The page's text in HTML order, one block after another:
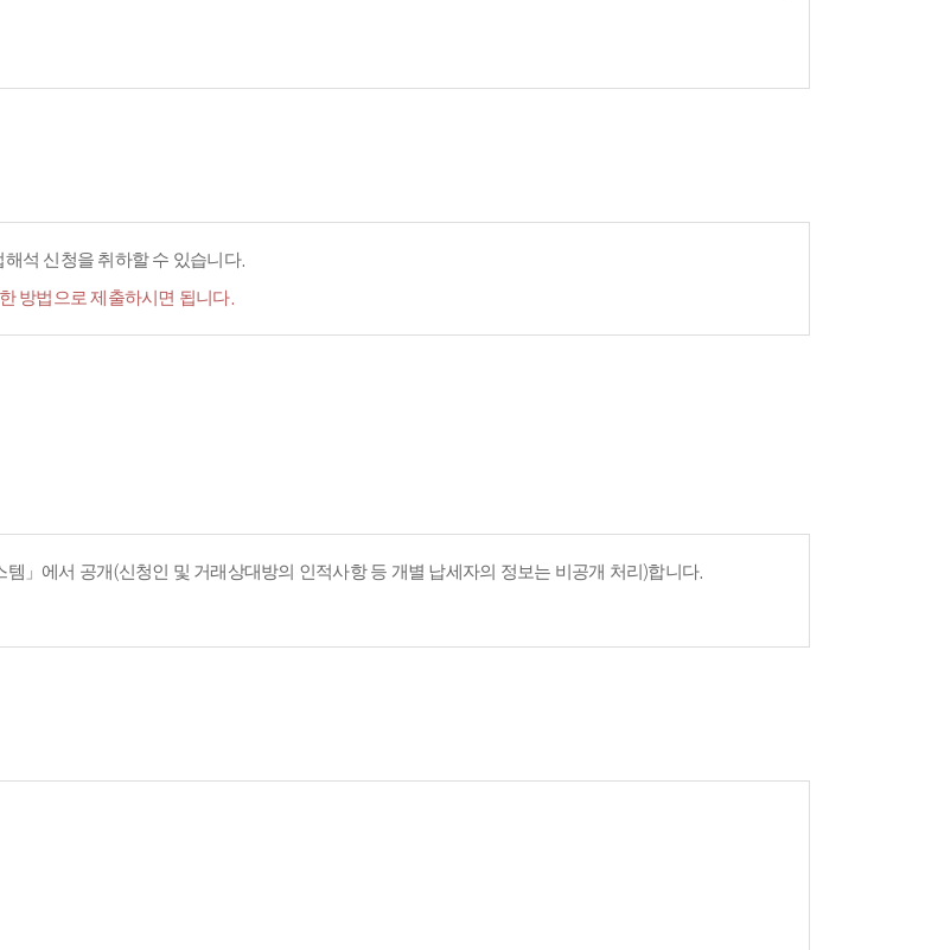
석 신청을 취하할 수 있습니다.
방법으로 제출하시면 됩니다.
」에서 공개(신청인 및 거래상대방의 인적사항 등 개별 납세자의 정보는 비공개 처리)합니다.